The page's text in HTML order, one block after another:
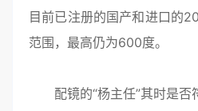
目前已注册的国产和进口的
范围，最高仍为600度。
配镜的“杨主任”其时是否